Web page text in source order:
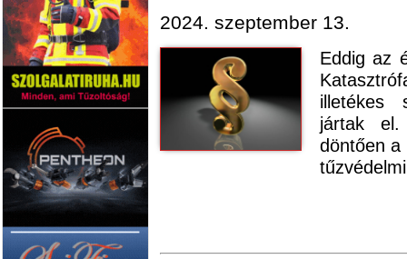
2024. szeptember 13.
Eddig az
illetékes
jártak el.
döntően